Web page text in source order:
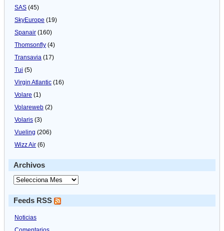
SAS (45)
SkyEurope (19)
Spanair (160)
Thomsonfly (4)
Transavia (17)
Tui (5)
Virgin Atlantic (16)
Volare (1)
Volareweb (2)
Volaris (3)
Vueling (206)
Wizz Air (6)
Archivos
Feeds RSS
Noticias